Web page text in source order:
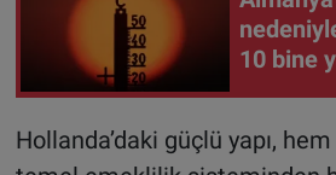
10 bine
Hollanda’daki güçlü yapı,